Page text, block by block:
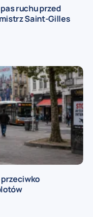
ruchu przed
Saint-Gilles